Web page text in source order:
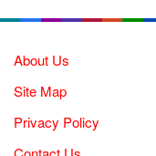
About Us
Site Map
Privacy Policy